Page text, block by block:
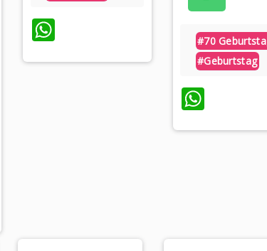
WhatsApp
#70
#geburtstag